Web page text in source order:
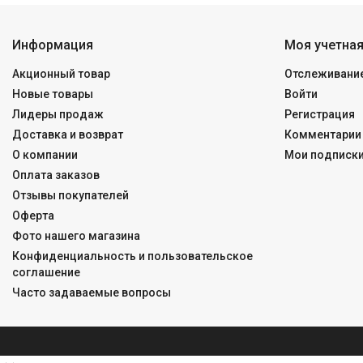
Информация
Акционный товар
Новые товары
Лидеры продаж
Доставка и возврат
О компании
Оплата заказов
Отзывы покупателей
Оферта
Фото нашего магазина
Конфиденциальность и пользовательское
соглашение
Часто задаваемые вопросы
Моя
Войти
Регистрация
Мои подписки